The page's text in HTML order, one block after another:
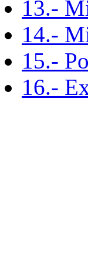
13.-
14.-
15.-
16.-